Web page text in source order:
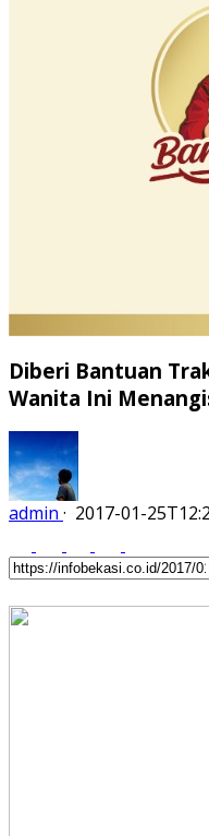
Diberi Bantuan
Wanita Ini
admin · 2017-01-